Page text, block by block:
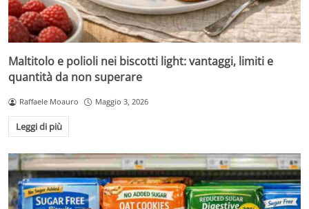
Maltitolo e polioli nei biscotti light: vantaggi, limiti e
quantità da non superare
Raffaele Moauro Maggio 3, 2026
Leggi di più